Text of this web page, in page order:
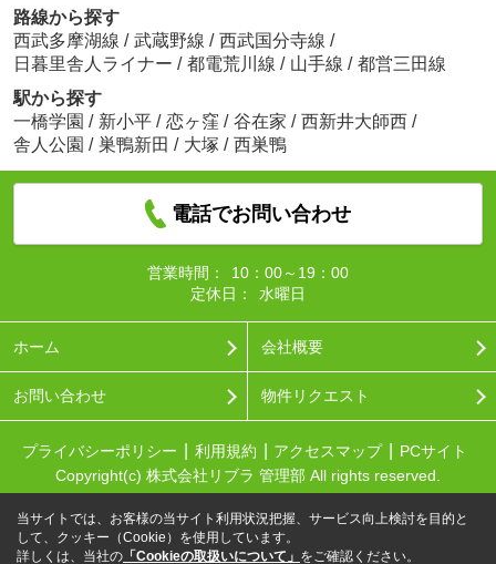
路線から探す
西武多摩湖線 / 武蔵野線 / 西武国分寺線 /
日暮里舎人ライナー / 都電荒川線 / 山手線 / 都営三田線
駅から探す
一橋学園 / 新小平 / 恋ヶ窪 / 谷在家 / 西新井大師西 /
舎人公園 / 巣鴨新田 / 大塚 / 西巣鴨
電話でお問い合わせ
営業時間：
10：00～19：00
定休日：
水曜日
ホーム 会社概要
お問い合わせ 物件リクエスト
プライバシーポリシー 利用規約 アクセスマップ
PCサイト
Copyright(c) 株式会社リブラ 管理部 All rights reserved.
当サイトでは、お客様の当サイト利用状況把握、サービス向上検討を目的と
して、クッキー（Cookie）を使用しています。
詳しくは、当社の 「Cookieの取扱いについて」 をご確認ください。